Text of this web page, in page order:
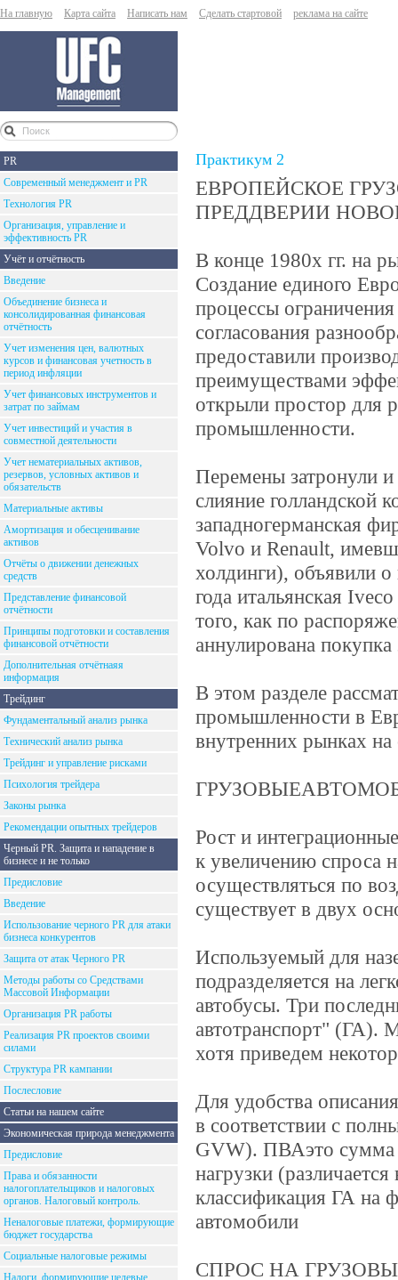
На главную Карта сайта Написать нам Сделать стартовой реклама на сайте
PR
Современный менеджмент и PR
Технология PR
Организация, управление и
эффективность PR
Учёт и отчётность
Введение
Объединение бизнеса и
консолидированная финансовая
отчётность
Учет изменения цен, валютных
курсов и финансовая учетность в
период инфляции
Учет финансовых инструментов и
затрат по займам
Учет инвестиций и участия в
совместной деятельности
Учет нематериальных активов,
резервов, условных активов и
обязательств
Материальные активы
Амортизация и обесценивание
активов
Отчёты о движении денежных
средств
Представление финансовой
отчётности
Принципы подготовки и составления
финансовой отчётности
Дополнительная отчётнаяя
информация
Трейдинг
Фундаментальный анализ рынка
Технический анализ рынка
Трейдинг и управление рисками
Психология трейдера
Законы рынка
Рекомендации опытных трейдеров
Черный PR. Защита и нападение в
бизнесе и не только
Предисловие
Введение
Использование черного PR для атаки
бизнеса конкурентов
Защита от атак Черного PR
Методы работы со Средствами
Массовой Информации
Организация PR работы
Реализация PR проектов своими
силами
Структура PR кампании
Послесловие
Статьи на нашем сайте
Экономическая природа менеджмента
Предисловие
Права и обязанности
налогоплательщиков и налоговых
органов. Налоговый контроль.
Неналоговые платежи, формирующие
бюджет государства
Социальные налоговые режимы
Налоги, формирующие целевые
Практикум 2
ЕВРОПЕЙСКОЕ
ПРЕДДВЕРИИ
В конце 1980х гг. на
Создание единого
процессы
согласования
предоставили
преимуществами
открыли простор для
промышленности.
Перемены затронули
слияние голландской
западногерманская
Volvo и Renault,
холдинги), объявили
года итальянская
того, как по
аннулирована
В этом разделе
промышленности в
внутренних рынках
Рост и
к увеличению спроса
осуществляться по
существует в двух
Используемый для
подразделяется на
автобусы. Три
автотранспорт" (ГА).
хотя приведем
Для удобства
в соответствии с
GVW). ПВАэто сумма
нагрузки
классификация ГА на
автомобили
СПРОС НА